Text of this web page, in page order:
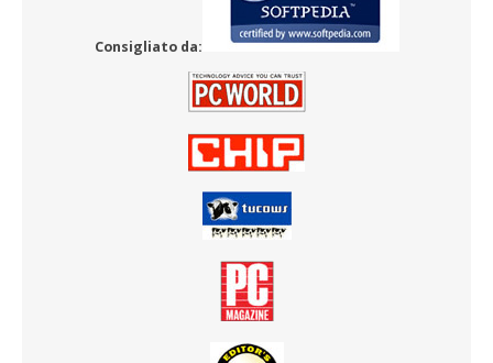
Consigliato da: